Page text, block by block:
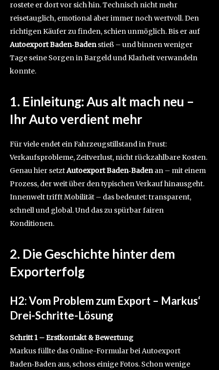
rostete er dort vor sich hin. Technisch nicht mehr
reisetauglich, emotional aber immer noch wertvoll. Den
richtigen Käufer zu finden, schien unmöglich. Bis er auf
Autoexport Baden‑Badenstieß – und binnen weniger
Tage seine Sorgen in Bargeld und Klarheit verwandeln
konnte.
1. Einleitung: Aus alt mach neu –
Ihr Auto verdient mehr
Für viele endet ein Fahrzeugstillstand in Frust:
Verkaufsprobleme, Zeitverlust, nicht rückzahlbare Kosten.
Genau hier setztAutoexport Baden‑Badenan – mit einem
Prozess, der weit über den typischen Verkauf hinausgeht.
Innenwelt trifft Mobilität – das bedeutet: transparent,
schnell und global. Und das zu spürbar fairen
Konditionen.
2. Die Geschichte hinter dem
Exporterfolg
H2: Vom Problem zum Export – Markus‘
Drei-Schritte-Lösung
Schritt 1 – Erstkontakt & Bewertung
Markus füllte das Online-Formular bei Autoexport
Baden‑Baden aus, schoss einige Fotos. Schon wenige